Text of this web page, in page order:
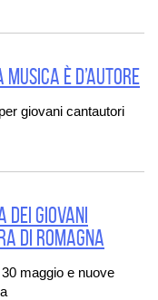
Musica è d’Autore
giovani cantautori
Giovani
di Romagna
maggio e nuove